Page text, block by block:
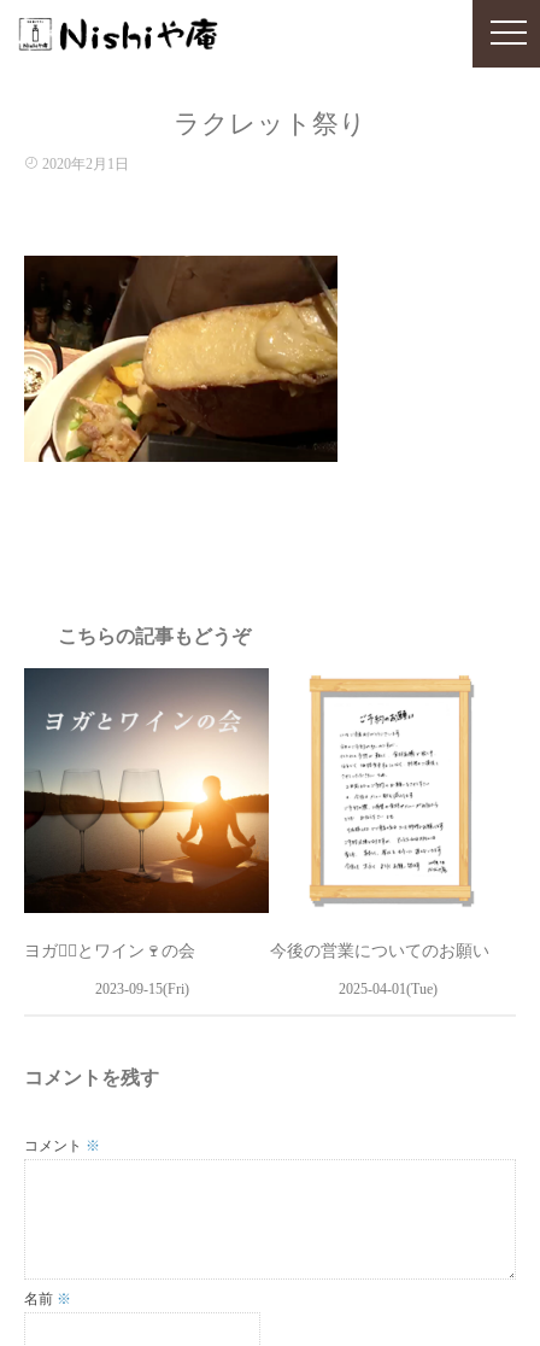
ラクレット祭り
2020年2月1日
こちらの記事もどうぞ
ヨガ🧘‍♀とワイン🍷の会
2023-09-15(Fri)
今後の営業についてのお願い
2025-04-01(Tue)
コメントを残す
コメント ※
名前 ※